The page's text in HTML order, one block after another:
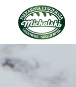
Piekarnia Michalski